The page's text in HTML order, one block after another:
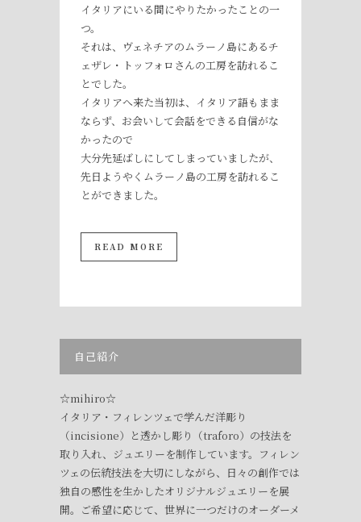
イタリアにいる間にやりたかったことの一
つ。
それは、ヴェネチアのムラーノ島にあるチ
ェザレ・トッフォロさんの工房を訪れるこ
とでした。
イタリアへ来た当初は、イタリア語もまま
ならず、お会いして会話をできる自信がな
かったので
大分先延ばしにしてしまっていましたが、
先日ようやくムラーノ島の工房を訪れるこ
とができました。
READ MORE
自己紹介
☆mihiro☆
イタリア・フィレンツェで学んだ洋彫り
（incisione）と透かし彫り（traforo）の技法を
取り入れ、ジュエリーを制作しています。フィレン
ツェの伝統技法を大切にしながら、日々の創作では
独自の感性を生かしたオリジナルジュエリーを展
開。ご希望に応じて、世界に一つだけのオーダーメ